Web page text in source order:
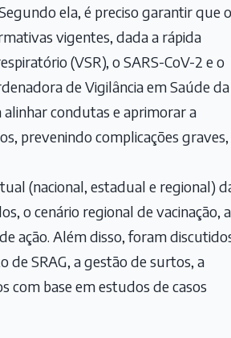
ela, é preciso garantir que
vigentes, dada a rápida
(VSR), o SARS-CoV-2 e o
de Vigilância em Saúde da
alinhar condutas e aprimorar a
prevenindo complicações graves,
(nacional, estadual e regional)
o cenário regional de vacinação,
ação. Além disso, foram
de SRAG, a gestão de surtos, a
com base em estudos de casos